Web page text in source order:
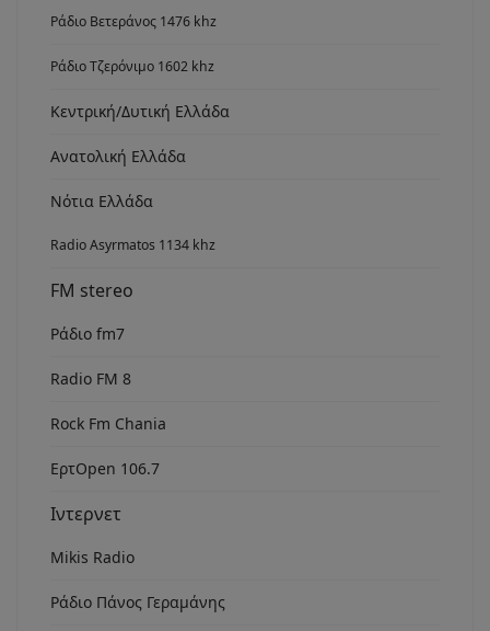
Ράδιο Βετεράνος 1476 khz
Ράδιο Τζερόνιμο 1602 khz
Κεντρική/Δυτική Ελλάδα
Ανατολική Ελλάδα
Νότια Ελλάδα
Radio Asyrmatos 1134 khz
FM stereo
Ράδιο fm7
Radio FM 8
Rock Fm Chania
ΕρτOpen 106.7
Ιντερνετ
Mikis Radio
Ράδιο Πάνος Γεραμάνης